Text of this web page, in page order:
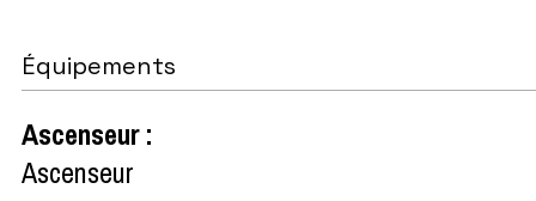
Équipements
Ascenseur:
Ascenseur